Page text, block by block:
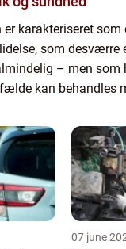
er karakteriseret som
som desværre
– men som
kan behandles
p&ar...
07 june